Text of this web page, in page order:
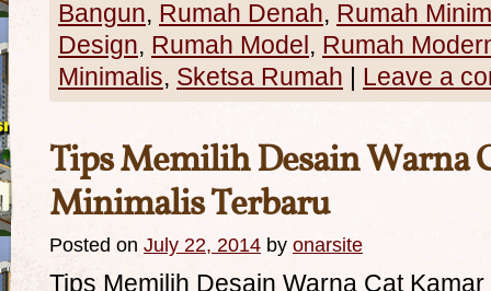
Bangun, Rumah Denah, Rumah
Design, Rumah Model, Rumah
Minimalis, Sketsa Rumah | Leave a
Tips Memilih Desain Warna
Minimalis Terbaru
Posted on July 22, 2014 by onarsite
Tips Memilih Desain Warna Cat